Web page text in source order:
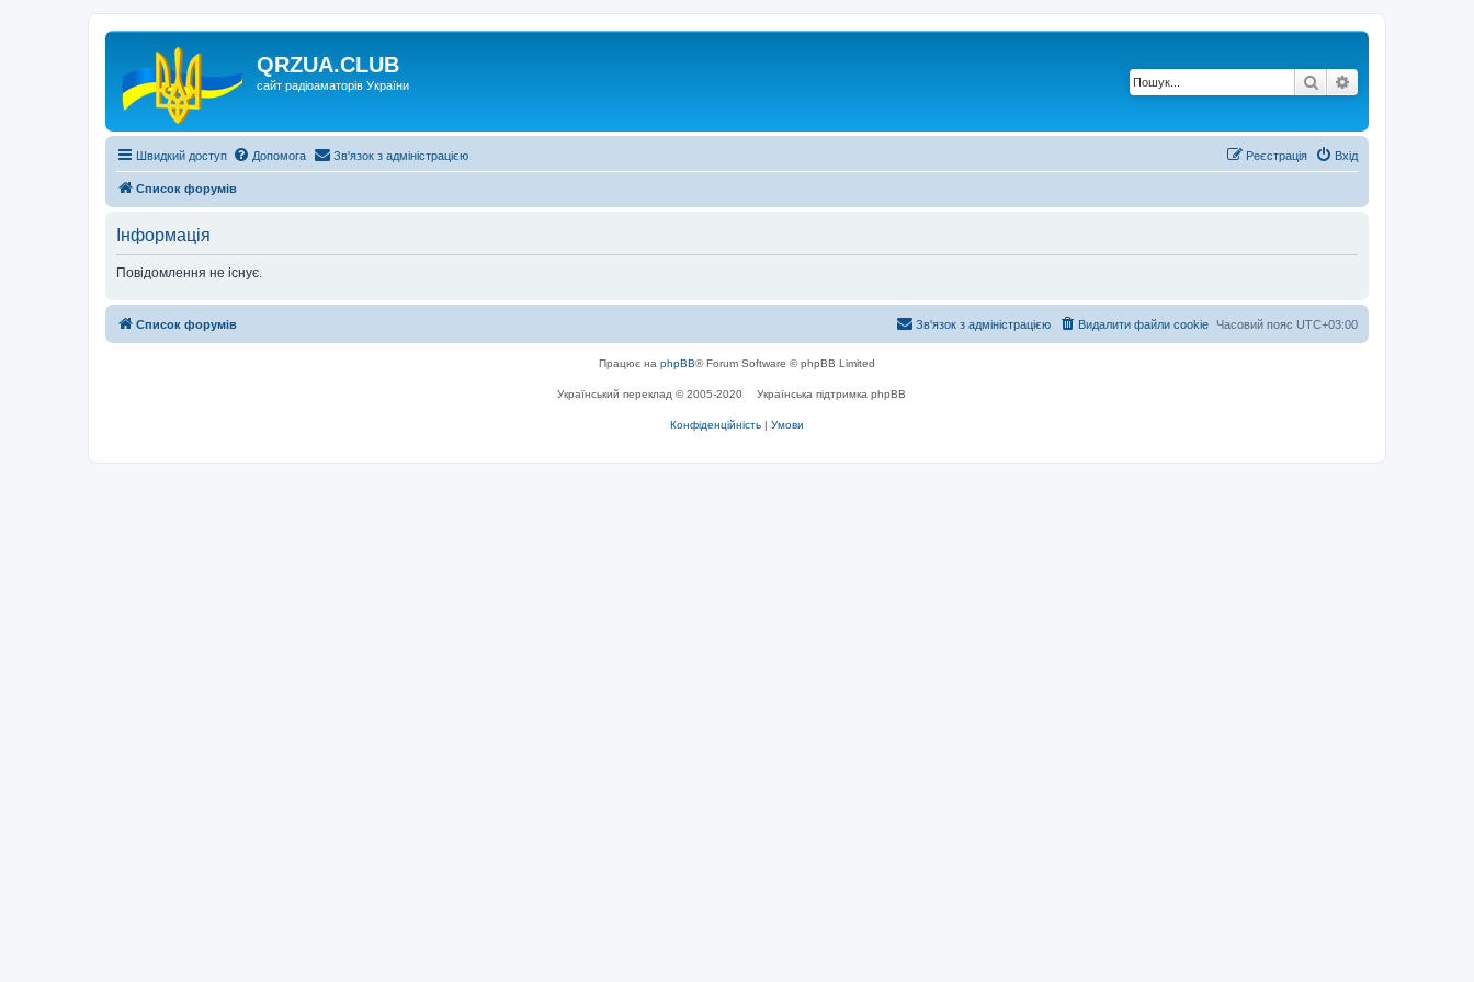
QRZUA.CLUB
сайт радіоаматорів України Пошук
Швидкий доступ Допомога Зв'язок з адміністрацією Вхід
Реєстрація
Список форумів
Інформація
Повідомлення не існує.
Список форумів Часовий пояс UTC+03:00
Видалити файли cookie
Зв'язок з адміністрацією
Працює на phpBB® Forum Software © phpBB Limited
Український переклад © 2005-2020 Українська підтримка phpBB
Конфіденційність | Умови